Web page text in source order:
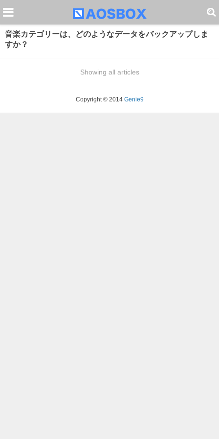
音楽カテゴリーは、どのようなデータをバックアップしま
すか？
Showing all articles
Copyright © 2014Genie9